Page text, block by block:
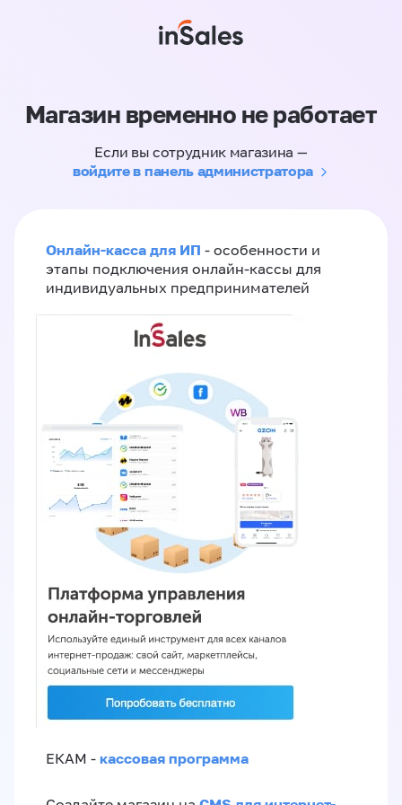
Магазин временно не работает
Если вы сотрудник магазина —
войдите в панель администратора
Онлайн-касса для ИП - особенности и
этапы подключения онлайн-кассы для
индивидуальных предпринимателей
ЕКАМ - кассовая программа